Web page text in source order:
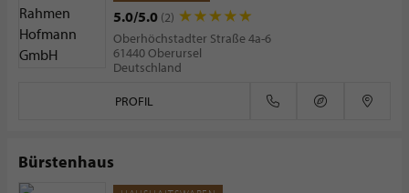
5.0/5.0 (2)
Oberhöchstadter Straße 4a-6
61440 Oberursel
Deutschland
PROFIL
Bürstenhaus